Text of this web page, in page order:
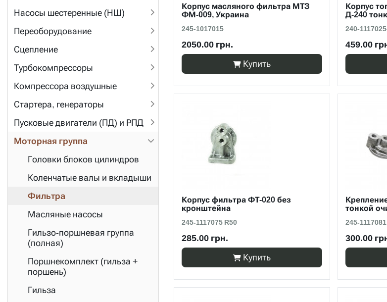
Насосы шестеренные (НШ)
Переоборудование
Сцепление
Турбокомпрессоры
Компрессора воздушные
Стартера, генераторы
Пусковые двигатели (ПД) и РПД
Моторная группа
Головки блоков цилиндров
Коленчатые валы и вкладыши
Фильтра
Масляные насосы
Гильзо-поршневая группа
(полная)
Поршнекомплект (гильза +
поршень)
Гильза
Корпус масляного фильтра МТЗ
ФМ-009, Украина
245-1017015
2050.00 грн.
Купить
Корпус
Д-240
240-
459.00
Корпус фильтра ФТ-020 без
кронштейна
245-1117075 R50
285.00 грн.
Купить
тонкой
245-1117081
300.00